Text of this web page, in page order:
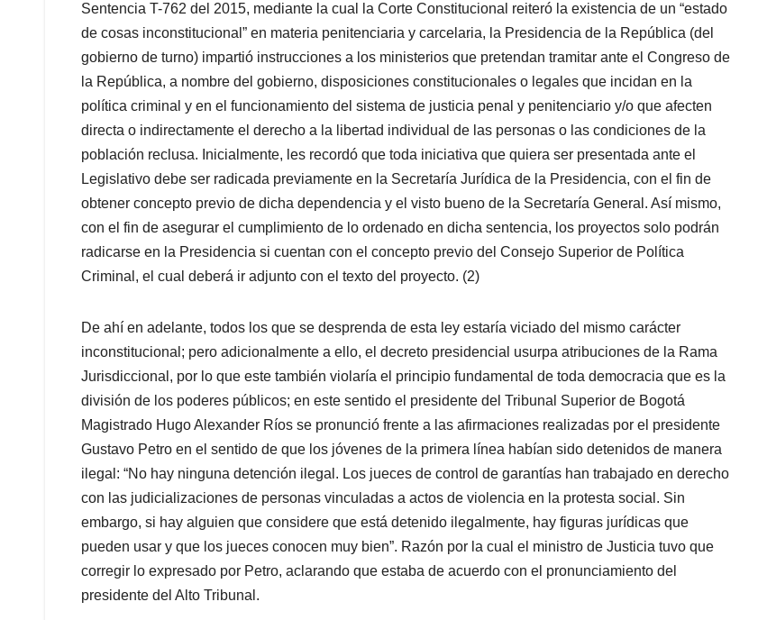
Sentencia T-762 del 2015, mediante la cual la Corte Constitucional reiteró la existencia de un “estado
de cosas inconstitucional” en materia penitenciaria y carcelaria, la Presidencia de la República (del
gobierno de turno) impartió instrucciones a los ministerios que pretendan tramitar ante el Congreso de
la República, a nombre del gobierno, disposiciones constitucionales o legales que incidan en la
política criminal y en el funcionamiento del sistema de justicia penal y penitenciario y/o que afecten
directa o indirectamente el derecho a la libertad individual de las personas o las condiciones de la
población reclusa. Inicialmente, les recordó que toda iniciativa que quiera ser presentada ante el
Legislativo debe ser radicada previamente en la Secretaría Jurídica de la Presidencia, con el fin de
obtener concepto previo de dicha dependencia y el visto bueno de la Secretaría General. Así mismo,
con el fin de asegurar el cumplimiento de lo ordenado en dicha sentencia, los proyectos solo podrán
radicarse en la Presidencia si cuentan con el concepto previo del Consejo Superior de Política
Criminal, el cual deberá ir adjunto con el texto del proyecto. (2)
De ahí en adelante, todos los que se desprenda de esta ley estaría viciado del mismo carácter
inconstitucional; pero adicionalmente a ello, el decreto presidencial usurpa atribuciones de la Rama
Jurisdiccional, por lo que este también violaría el principio fundamental de toda democracia que es la
división de los poderes públicos; en este sentido el presidente del Tribunal Superior de Bogotá
Magistrado Hugo Alexander Ríos se pronunció frente a las afirmaciones realizadas por el presidente
Gustavo Petro en el sentido de que los jóvenes de la primera línea habían sido detenidos de manera
ilegal: “No hay ninguna detención ilegal. Los jueces de control de garantías han trabajado en derecho
con las judicializaciones de personas vinculadas a actos de violencia en la protesta social. Sin
embargo, si hay alguien que considere que está detenido ilegalmente, hay figuras jurídicas que
pueden usar y que los jueces conocen muy bien”. Razón por la cual el ministro de Justicia tuvo que
corregir lo expresado por Petro, aclarando que estaba de acuerdo con el pronunciamiento del
presidente del Alto Tribunal.